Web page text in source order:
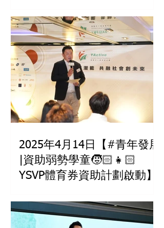
2025年4月14日【#青年發展
|資助弱勢學童🧒🏻👧🏻
YSVP體育券資助計劃啟動】